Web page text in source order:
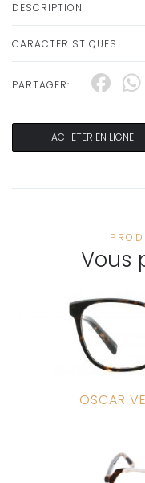
DESCRIPTION
CARACTERISTIQUES
PARTAGER:
ACHETER EN LIGNE
Vous
OSCAR